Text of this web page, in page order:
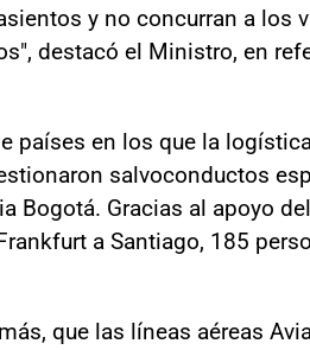
y no concurran a los
destacó el Ministro, en
países en los que la
salvoconductos
Gracias al apoyo
a Santiago, 185
que las líneas aéreas